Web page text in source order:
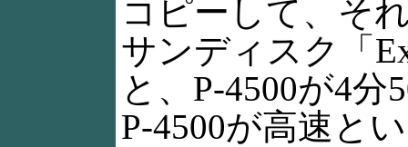
コピーして、そ
サンディスク「
と、P-4500が4分
P-4500が高速と